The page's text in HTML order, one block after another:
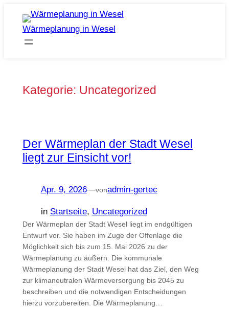
Inhalt
Wärmeplanung in Wesel
Kategorie: Uncategorized
Der Wärmeplan der Stadt Wesel
liegt zur Einsicht vor!
Apr. 9, 2026—vonadmin-gertec
in Startseite, Uncategorized
Der Wärmeplan der Stadt Wesel liegt im endgültigen
Entwurf vor. Sie haben im Zuge der Offenlage die
Möglichkeit sich bis zum 15. Mai 2026 zu der
Wärmeplanung zu äußern. Die kommunale
Wärmeplanung der Stadt Wesel hat das Ziel, den Weg
zur klimaneutralen Wärmeversorgung bis 2045 zu
beschreiben und die notwendigen Entscheidungen
hierzu vorzubereiten. Die Wärmeplanung…